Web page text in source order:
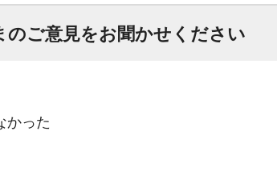
ご意見をお聞かせください
かった